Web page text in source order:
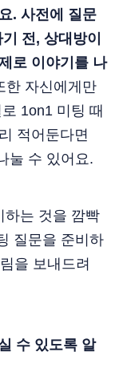
. 사전에 질문
전, 상대방이
로 이야기를 나
한 자신에게만
1on1 미팅 때
적어둔다면
눌 수 있어요.
하는 것을 깜빡
질문을 준비하
을 보내드려
수 있도록 알